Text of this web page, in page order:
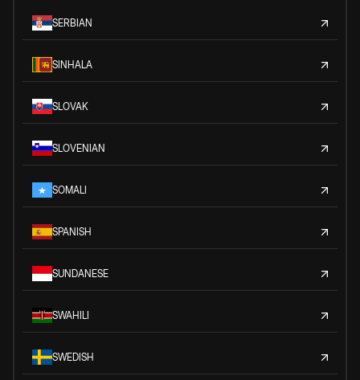
SERBIAN
SINHALA
SLOVAK
SLOVENIAN
SOMALI
SPANISH
SUNDANESE
SWAHILI
SWEDISH